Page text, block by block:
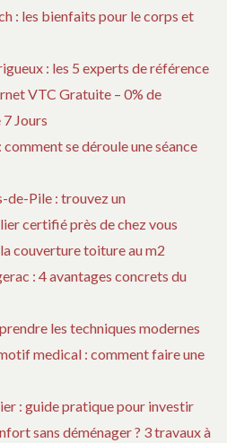
: les bienfaits pour le corps et
: les 5 experts de référence
VTC Gratuite – 0% de
Jours
se déroule une séance
de-Pile : trouvez un
certifié près de chez vous
couverture toiture au m2
: 4 avantages concrets du
les techniques modernes
medical : comment faire une
: guide pratique pour investir
sans déménager ? 3 travaux à